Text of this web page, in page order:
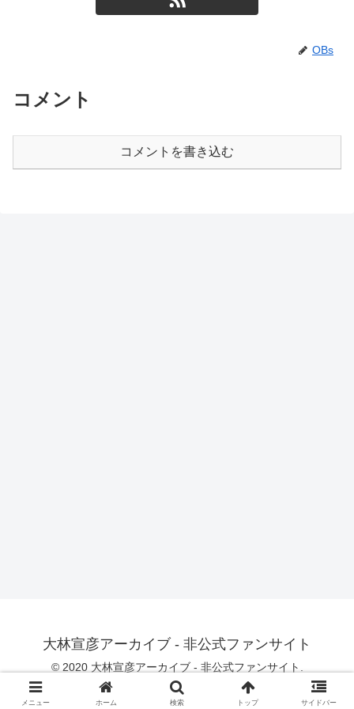
OBs
コメント
コメントを書き込む
大林宣彦アーカイブ - 非公式ファンサイト
© 2020 大林宣彦アーカイブ - 非公式ファンサイト.
メニュー ホーム 検索 トップ サイドバー